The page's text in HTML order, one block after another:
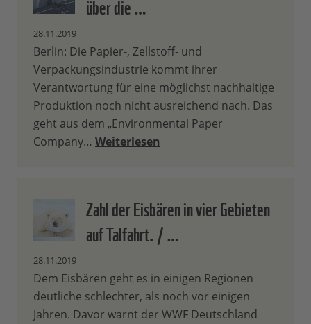
über die …
28.11.2019
Berlin: Die Papier-, Zellstoff- und
Verpackungsindustrie kommt ihrer
Verantwortung für eine möglichst nachhaltige
Produktion noch nicht ausreichend nach. Das
geht aus dem „Environmental Paper
Company… Weiterlesen
Zahl der Eisbären in vier Gebieten
auf Talfahrt. / …
28.11.2019
Dem Eisbären geht es in einigen Regionen
deutliche schlechter, als noch vor einigen
Jahren. Davor warnt der WWF Deutschland